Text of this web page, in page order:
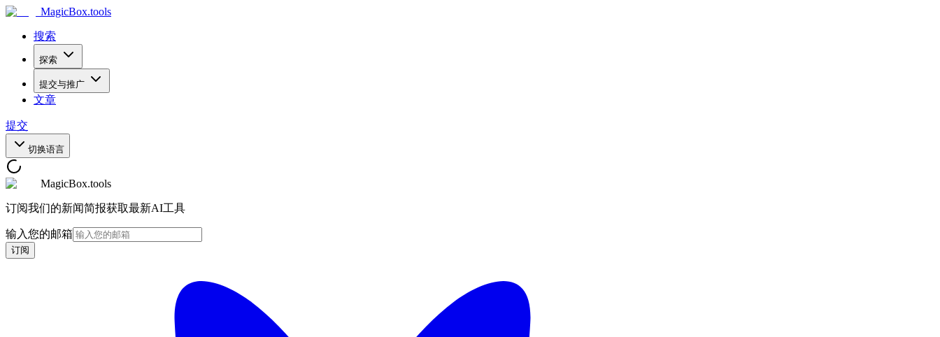
MagicBox.tools
搜索
探索
提交与推广
文章
提交
切换语言
MagicBox.tools
订阅我们的新闻简报获取最新AI工具
输入您的邮箱
订阅